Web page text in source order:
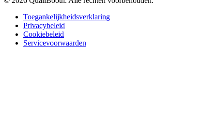
Toegankelijkheidsverklaring
Privacybeleid
Cookiebeleid
Servicevoorwaarden